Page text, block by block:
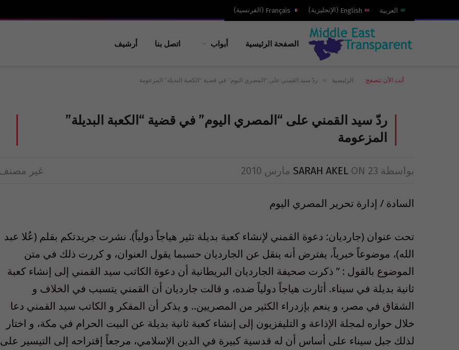
العربية English
( الإنجليزية)
Français
( الفرنسية)
الصفحة الرئيسية أبواب اتصل بنا أرشيف
أنت الآن تتصفح: الرئيسية » ردّ سيد القمني على “المصري اليوم” في قضية “الكعبة البديلة” المزعومة
ردّ سيد القمني على “المصري اليوم” في قضية “الكعبة البديلة”
المزعومة
بواسطة SARAH AKEL ON 23 مارس 2010 غير
السادة / إدارة تحرير المصري اليوم
تحت عنوان (جارديان: دعوة القمني لإنشاء كعبة بديلة تثير هياجاً دولياً). نشرت جريدتكم بقلم (عُلا عبد
الله)، موضوعاً خبرياً، يفترض أنه ينقل عن الجارديان حسبما يقول العنوان، و كررت ذلك في متن
الموضوع بالقول : ” ذكرت صحيفة الجارديان البريطانية أن دعوة الكاتب سيد القمني إلى إنشاء كعبة
ثانية بديلة في سيناء. أثارت هياجاً دولياً ضده، و قالت جارديان أن القمني يتسبب في الخلاف و
الشقاق في مصر، و ينعم بإزدراء الكثير من المصريين.. و يذكر أن المفكر و الكاتب سيد القمني دعا
خلال حواره لمجلة الإذاعة و التليفزيون إلى إنشاء كعبة ثانية بديلة عن البيت الحرام في مكة، و اختار
لذلك جبل سيناء على أساس أن له قدسية كبيرة في الدين الإسلامي، مرجعاً إقتراحه إلى التيسير على